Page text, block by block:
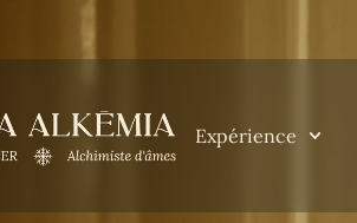
Expérience